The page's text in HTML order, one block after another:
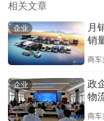
相关文章
企业
月
销
商车
企业
政
物
商车